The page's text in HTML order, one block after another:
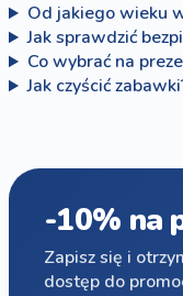
Od jakiego wieku
Jak sprawdzić
Co wybrać na
Jak czyścić
-10% na
Zapisz się i
dostęp do